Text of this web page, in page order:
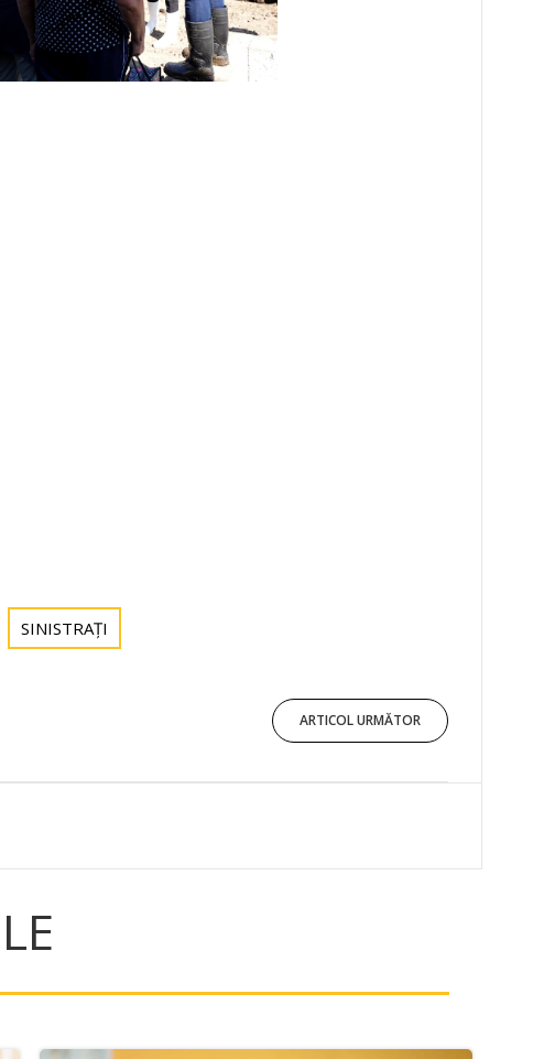
SINISTRAȚI
ARTICOL URMĂTOR